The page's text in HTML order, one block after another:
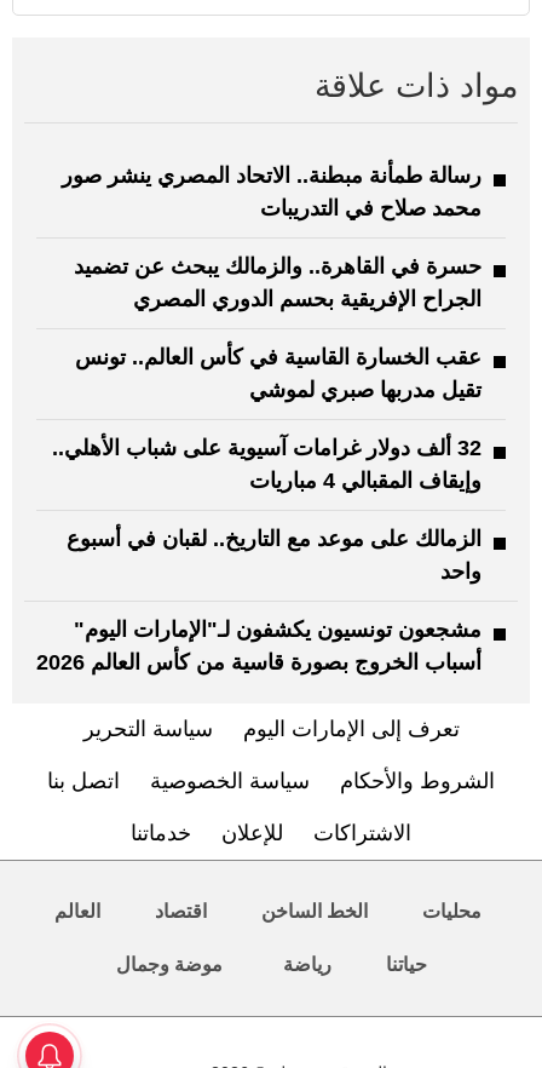
مواد ذات علاقة
رسالة طمأنة مبطنة.. الاتحاد المصري ينشر صور
محمد صلاح في التدريبات
حسرة في القاهرة.. والزمالك يبحث عن تضميد
الجراح الإفريقية بحسم الدوري المصري
عقب الخسارة القاسية في كأس العالم.. تونس
تقيل مدربها صبري لموشي
32 ألف دولار غرامات آسيوية على شباب الأهلي..
وإيقاف المقبالي 4 مباريات
الزمالك على موعد مع التاريخ.. لقبان في أسبوع
واحد
مشجعون تونسيون يكشفون لـ"الإمارات اليوم"
أسباب الخروج بصورة قاسية من كأس العالم 2026
تعرف إلى الإمارات اليوم سياسة التحرير
الشروط والأحكام سياسة الخصوصية اتصل بنا
الاشتراكات للإعلان خدماتنا
محليات الخط الساخن اقتصاد العالم
حياتنا رياضة موضة وجمال